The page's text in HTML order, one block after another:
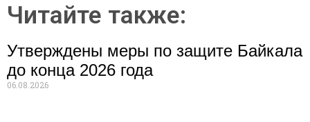
Читайте также:
Утверждены меры по защите Байкала
до конца 2026 года
06.08.2026